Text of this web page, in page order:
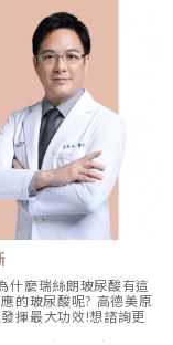
什麼瑞絲朗玻尿酸有這
的玻尿酸呢? 高德美原
揮最大功效!想諮詢更